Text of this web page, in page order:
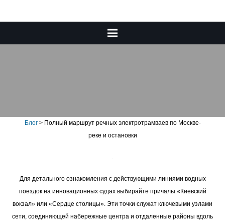
Блог> Полный маршрут речных электротрамваев по Москве-
реке и остановки
Для детального ознакомления с действующими линиями водных
поездок на инновационных судах выбирайте причалы «Киевский
вокзал» или «Сердце столицы». Эти точки служат ключевыми узлами
сети, соединяющей набережные центра и отдаленные районы вдоль